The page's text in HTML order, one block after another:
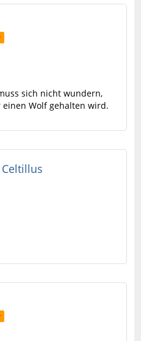
sich nicht wundern,
Wolf gehalten wird.